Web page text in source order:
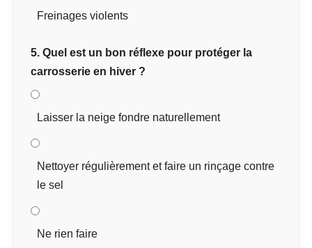
Freinages violents
5. Quel est un bon réflexe pour protéger la
carrosserie en hiver ?
Laisser la neige fondre naturellement
Nettoyer régulièrement et faire un rinçage contre
le sel
Ne rien faire